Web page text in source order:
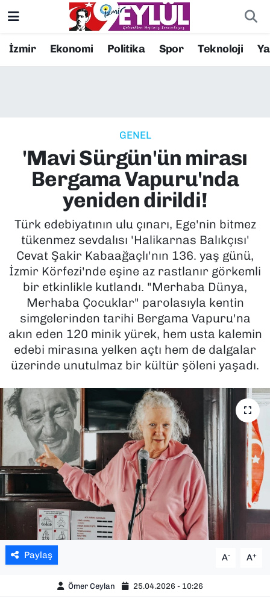
İzmir Ekonomi Politika Spor Teknoloji
GENEL
'Mavi Sürgün'ün mirası
Bergama Vapuru'nda
yeniden dirildi!
Türk edebiyatının ulu çınarı, Ege'nin bitmez
tükenmez sevdalısı 'Halikarnas Balıkçısı'
Cevat Şakir Kabaağaçlı'nın 136. yaş günü,
İzmir Körfezi'nde eşine az rastlanır görkemli
bir etkinlikle kutlandı. "Merhaba Dünya,
Merhaba Çocuklar" parolasıyla kentin
simgelerinden tarihi Bergama Vapuru'na
akın eden 120 minik yürek, hem usta kalemin
edebi mirasına yelken açtı hem de dalgalar
üzerinde unutulmaz bir kültür şöleni yaşadı.
Paylaş A- A+
Ömer Ceylan 25.04.2026 - 10:26
Resmi İlanlar
EKONOMİ
KÜLTÜR SANAT
MAGAZİN
POLİTİKA
SAĞLIK
SPOR
TEKNOLOJİ
YEREL YÖNETİMLER
Konak Nöbetçi Eczaneler
Süper Lig Puan Durumu ve Fikstür
Tüm Manşetler
Son Dakika Haberleri
Haber Arşivi